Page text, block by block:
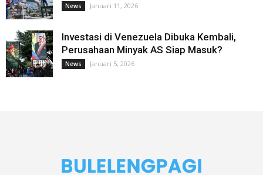
News Januari 11, 2026
Investasi di Venezuela Dibuka Kembali,
Perusahaan Minyak AS Siap Masuk?
News Januari 5, 2026